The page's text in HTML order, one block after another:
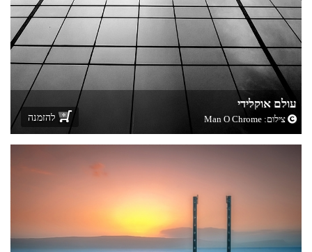
עולם אוקלידי
צילום: Man O Chrome להזמנה